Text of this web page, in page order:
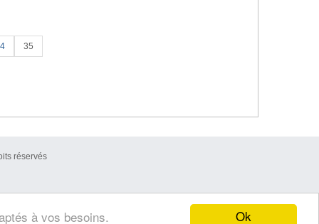
Ok
à vos besoins.
35
réservés